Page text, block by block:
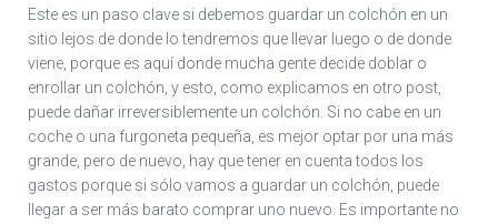
Este es un paso clave si debemos guardar un colchón en un
sitio lejos de donde lo tendremos que llevar luego o de donde
viene, porque es aquí donde mucha gente decide doblar o
enrollar un colchón, y esto, como explicamos en otro post,
puede dañar irreversiblemente un colchón. Si no cabe en un
coche o una furgoneta pequeña, es mejor optar por una más
grande, pero de nuevo, hay que tener en cuenta todos los
gastos porque si sólo vamos a guardar un colchón, puede
llegar a ser más barato comprar uno nuevo. Es importante no